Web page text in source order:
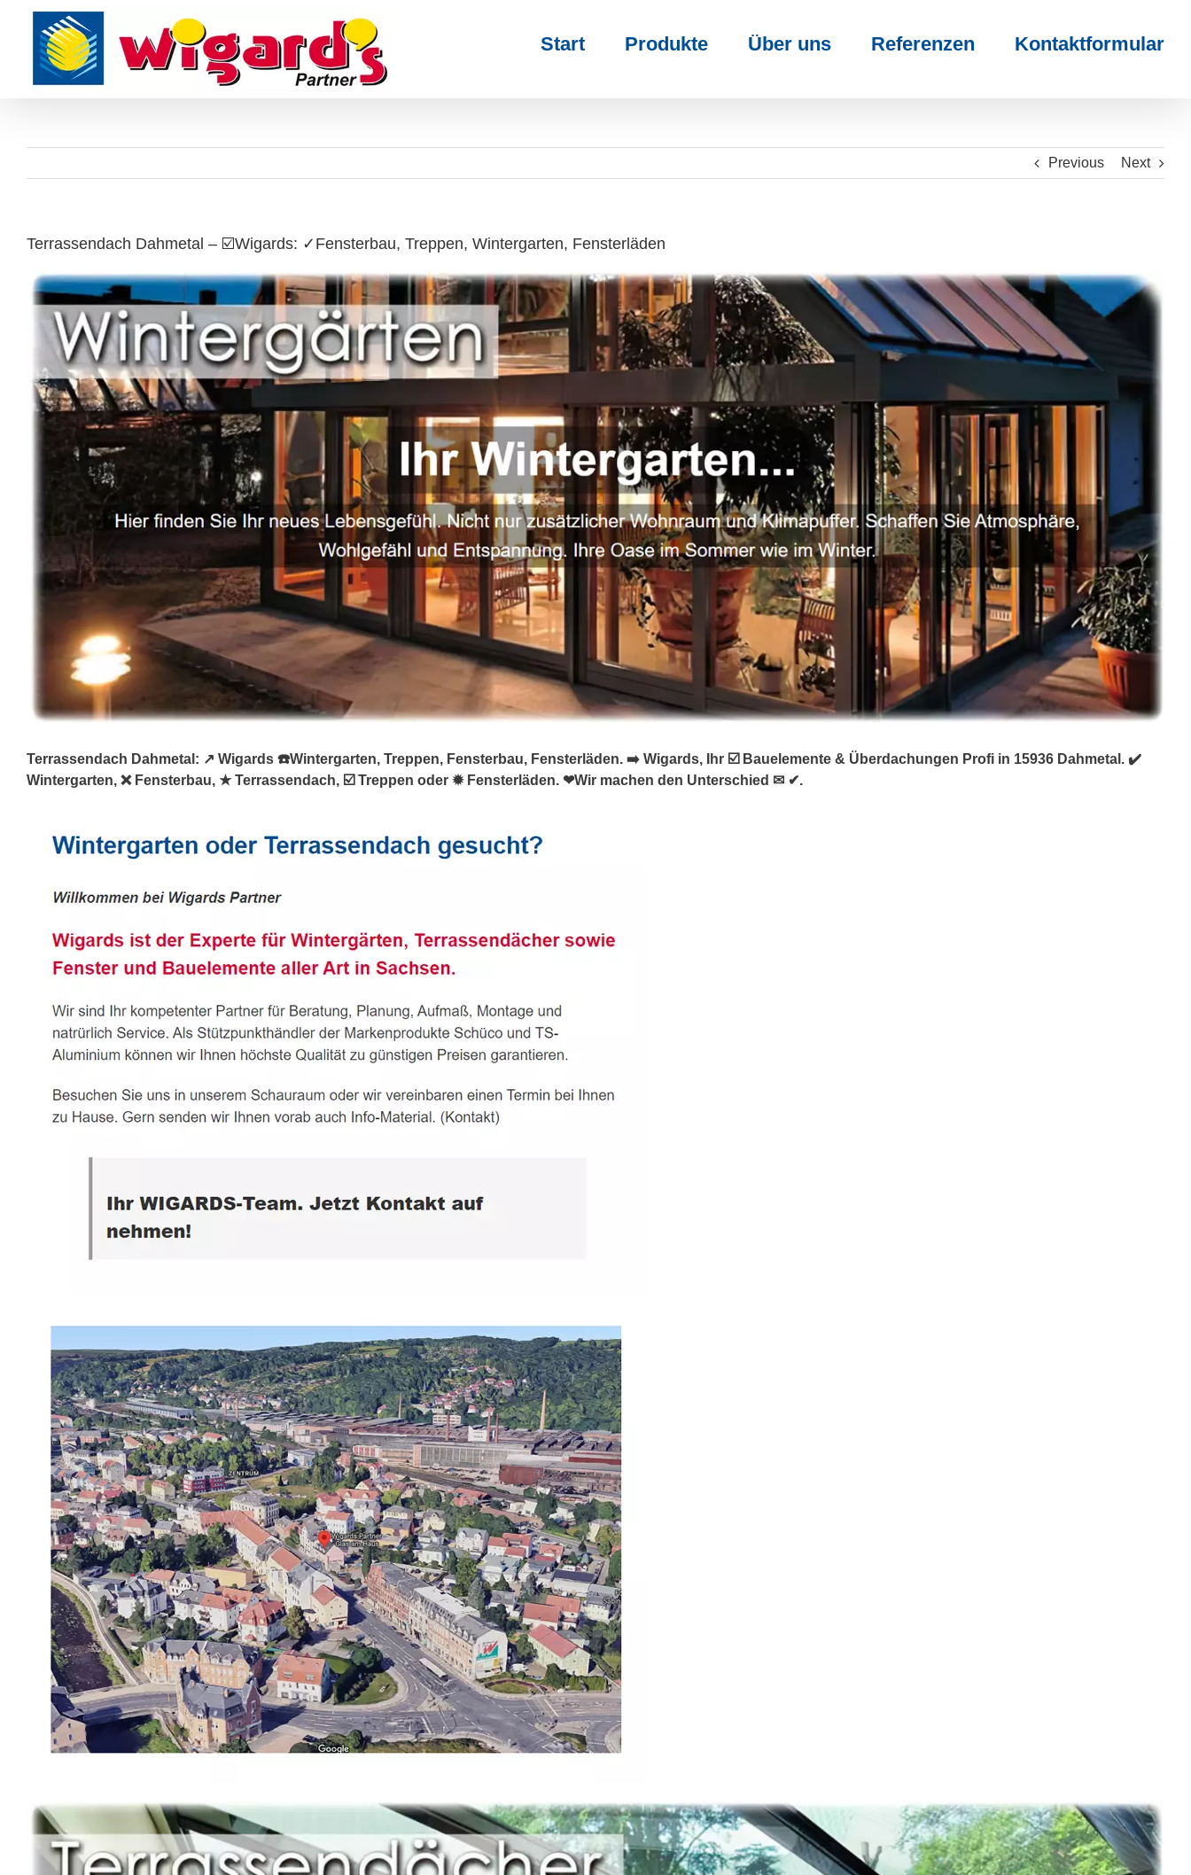
content
Start Produkte Über uns Referenzen Kontaktformular
Previous Next
Terrassendach Dahmetal – ☑️Wigards: ✓Fensterbau, Treppen, Wintergarten, Fensterläden
Terrassendach Dahmetal: ↗️ Wigards ☎️Wintergarten, Treppen, Fensterbau, Fensterläden. ➡️ Wigards, Ihr ☑️ Bauelemente & Überdachungen Profi in 15936 Dahmetal. ✔️
Wintergarten, ❌ Fensterbau, ★ Terrassendach, ☑️ Treppen oder ✹ Fensterläden. ❤Wir machen den Unterschied ✉ ✔.